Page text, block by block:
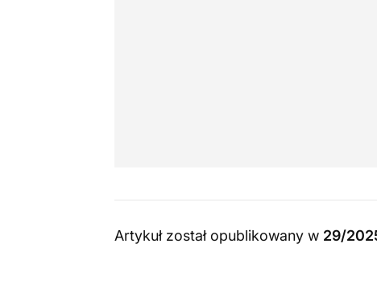
Artykuł został opublikowany w 29/